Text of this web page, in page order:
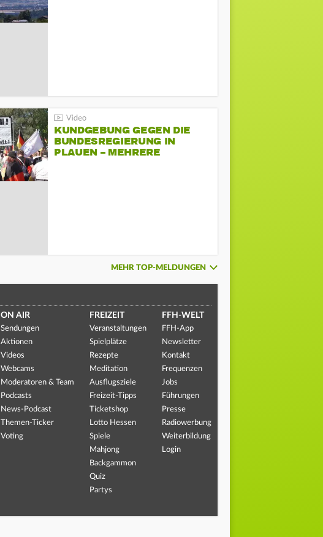
KUNDGEBUNG GEGEN DIE
BUNDESREGIERUNG IN
PLAUEN – MEHRERE
MEHR TOP-MELDUNGEN
ON AIR
Sendungen
Aktionen
Videos
Webcams
Moderatoren & Team
Podcasts
News-Podcast
Themen-Ticker
Voting
FREIZEIT
Veranstaltungen
Spielplätze
Rezepte
Meditation
Ausflugsziele
Freizeit-Tipps
Ticketshop
Lotto Hessen
Spiele
Mahjong
Backgammon
Quiz
Partys
FFH-WELT
FFH-App
Newsletter
Kontakt
Frequenzen
Jobs
Führungen
Presse
Radiowerbung
Weiterbildung
Login